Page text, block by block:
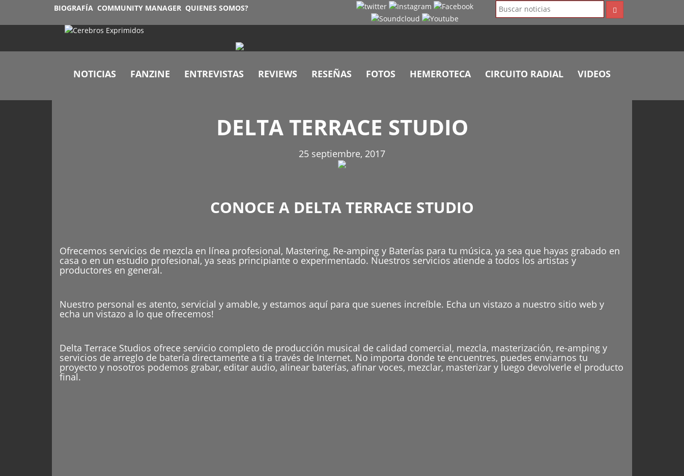
BIOGRAFÍA COMMUNITY MANAGER QUIENES SOMOS?
NOTICIAS FANZINE ENTREVISTAS REVIEWS RESEÑAS FOTOS HEMEROTECA CIRCUITO RADIAL VIDEOS
DELTA TERRACE STUDIO
25 septiembre, 2017
CONOCE A DELTA TERRACE STUDIO
Ofrecemos servicios de mezcla en línea profesional, Mastering, Re-amping y Baterías para tu música, ya sea que hayas grabado en
casa o en un estudio profesional, ya seas principiante o experimentado. Nuestros servicios atiende a todos los artistas y
productores en general.
Nuestro personal es atento, servicial y amable, y estamos aquí para que suenes increíble. Echa un vistazo a nuestro sitio web y
echa un vistazo a lo que ofrecemos!
Delta Terrace Studios ofrece servicio completo de producción musical de calidad comercial, mezcla, masterización, re-amping y
servicios de arreglo de batería directamente a ti a través de Internet. No importa donde te encuentres, puedes enviarnos tu
proyecto y nosotros podemos grabar, editar audio, alinear baterías, afinar voces, mezclar, masterizar y luego devolverle el producto
final.